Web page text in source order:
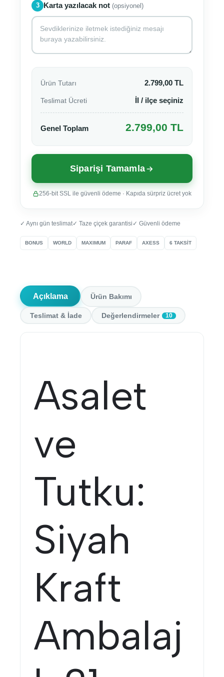
3 Karta yazılacak not (opsiyonel)
Ürün Tutarı 2.799,00 TL
Teslimat Ücreti İl / ilçe seçiniz
Genel Toplam 2.799,00 TL
Siparişi Tamamla
256-bit SSL ile güvenli ödeme · Kapıda sürpriz ücret yok
✓ Aynı gün teslimat✓ Taze çiçek garantisi ✓ Güvenli ödeme
BONUS WORLD MAXIMUM PARAF AXESS 6 TAKSİT
Açıklama Ürün Bakımı
Teslimat & İade Değerlendirmeler 10
Asalet
ve
Tutku:
Siyah
Kraft
Ambalaj